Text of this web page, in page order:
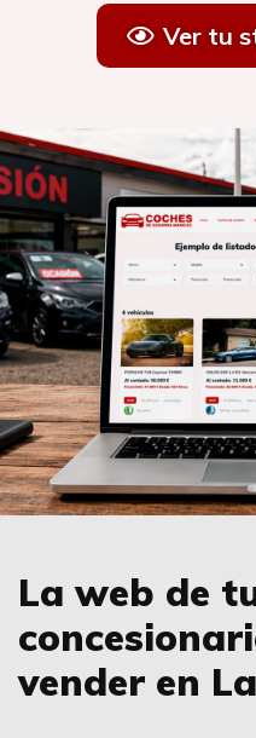
Ver tu
La web de
vender en